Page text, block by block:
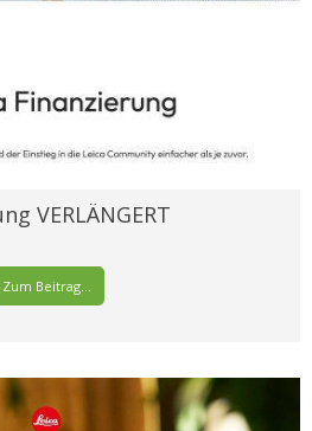
VERLÄNGERT
Zum Beitrag...